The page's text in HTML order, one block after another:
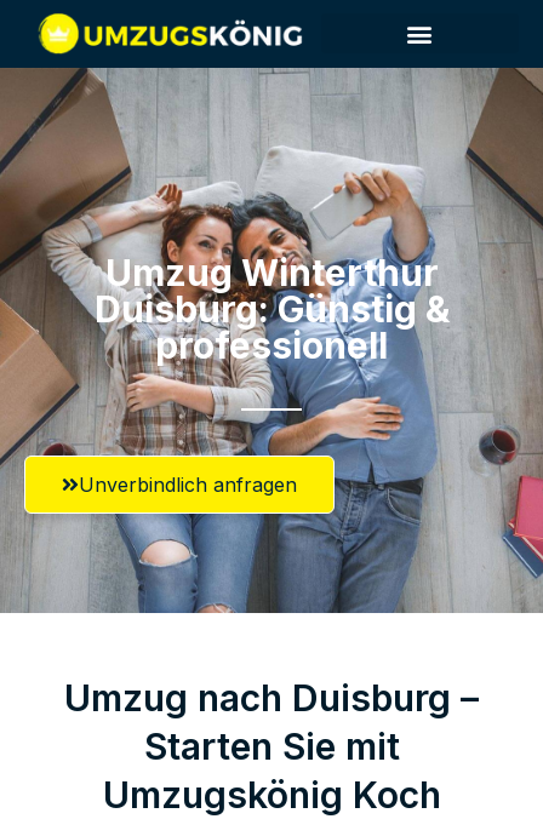
Umzug Winterthur​
Duisburg: Günstig &
professionell​
Unverbindlich anfragen
Umzug nach Duisburg –
Starten Sie mit
Umzugskönig Koch